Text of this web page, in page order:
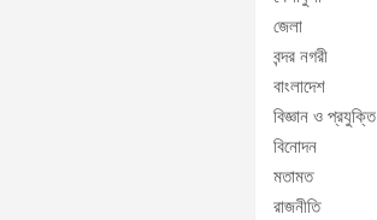
জেলা
বন্দর নগরী
বাংলাদেশ
বিজ্ঞান ও প্রযুক্তি
বিনোদন
মতামত
রাজনীতি